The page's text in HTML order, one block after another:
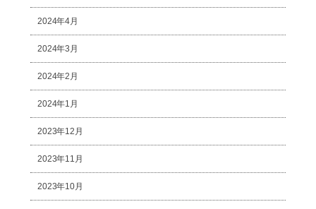
2024年4月
2024年3月
2024年2月
2024年1月
2023年12月
2023年11月
2023年10月